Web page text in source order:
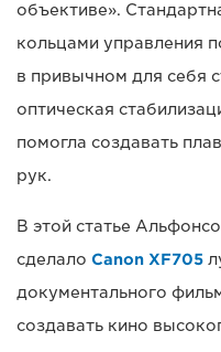
объективе».
кольцами управления
в привычном для себя
оптическая
помогла создавать
рук.
В этой статье
сделало Canon XF705
документального
создавать кино